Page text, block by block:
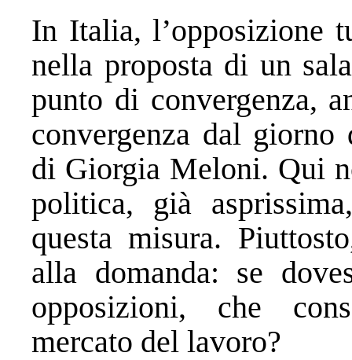
In Italia, l’opposizione
nella proposta di un
punto di convergenza,
convergenza dal giorno
di Giorgia Meloni. Qui
politica, già
questa misura.
alla domanda: se
opposizioni, che
mercato del lavoro?